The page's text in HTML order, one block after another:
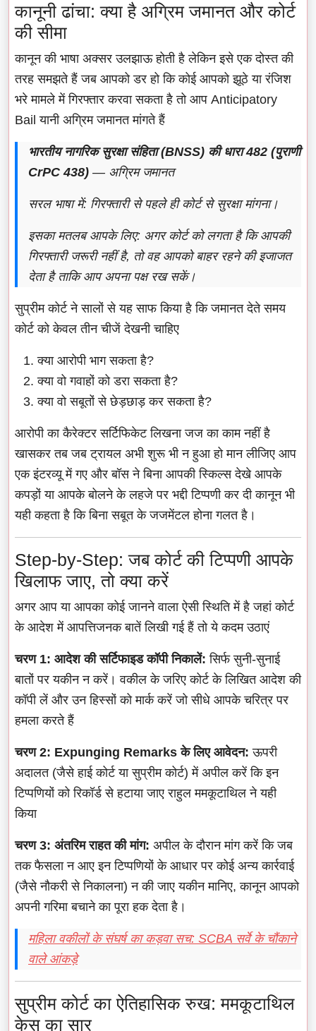
कानूनी ढांचा: क्या है अग्रिम जमानत और कोर्ट
की सीमा
कानून की भाषा अक्सर उलझाऊ होती है लेकिन इसे एक दोस्त की
तरह समझते हैं जब आपको डर हो कि कोई आपको झूठे या रंजिश
भरे मामले में गिरफ्तार करवा सकता है तो आप Anticipatory
Bail यानी अग्रिम जमानत मांगते हैं
भारतीय नागरिक सुरक्षा संहिता (BNSS) की धारा 482 (पुराणी
CrPC 438) — अग्रिम जमानत
सरल भाषा में: गिरफ्तारी से पहले ही कोर्ट से सुरक्षा मांगना।
इसका मतलब आपके लिए: अगर कोर्ट को लगता है कि आपकी
गिरफ्तारी जरूरी नहीं है, तो वह आपको बाहर रहने की इजाजत
देता है ताकि आप अपना पक्ष रख सकें।
सुप्रीम कोर्ट ने सालों से यह साफ किया है कि जमानत देते समय
कोर्ट को केवल तीन चीजें देखनी चाहिए
क्या आरोपी भाग सकता है?
क्या वो गवाहों को डरा सकता है?
क्या वो सबूतों से छेड़छाड़ कर सकता है?
आरोपी का कैरेक्टर सर्टिफिकेट लिखना जज का काम नहीं है
खासकर तब जब ट्रायल अभी शुरू भी न हुआ हो मान लीजिए आप
एक इंटरव्यू में गए और बॉस ने बिना आपकी स्किल्स देखे आपके
कपड़ों या आपके बोलने के लहजे पर भद्दी टिप्पणी कर दी कानून भी
यही कहता है कि बिना सबूत के जजमेंटल होना गलत है।
Step-by-Step: जब कोर्ट की टिप्पणी आपके
खिलाफ जाए, तो क्या करें
अगर आप या आपका कोई जानने वाला ऐसी स्थिति में है जहां कोर्ट
के आदेश में आपत्तिजनक बातें लिखी गई हैं तो ये कदम उठाएं
चरण 1: आदेश की सर्टिफाइड कॉपी निकालें:सिर्फ सुनी-सुनाई
बातों पर यकीन न करें। वकील के जरिए कोर्ट के लिखित आदेश की
कॉपी लें और उन हिस्सों को मार्क करें जो सीधे आपके चरित्र पर
हमला करते हैं
चरण 2: Expunging Remarks के लिए आवेदन:ऊपरी
अदालत (जैसे हाई कोर्ट या सुप्रीम कोर्ट) में अपील करें कि इन
टिप्पणियों को रिकॉर्ड से हटाया जाए राहुल ममकूटाथिल ने यही
किया
चरण 3: अंतरिम राहत की मांग: अपील के दौरान मांग करें कि जब
तक फैसला न आए इन टिप्पणियों के आधार पर कोई अन्य कार्रवाई
(जैसे नौकरी से निकालना) न की जाए यकीन मानिए, कानून आपको
अपनी गरिमा बचाने का पूरा हक देता है।
महिला वकीलों के संघर्ष का कड़वा सच: SCBA सर्वे के चौंकाने
वाले आंकड़े
सुप्रीम कोर्ट का ऐतिहासिक रुख: ममकूटाथिल
केस का सार